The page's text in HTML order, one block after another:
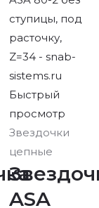
Быстрый
просмотр
Звездочки
цепные
ASA